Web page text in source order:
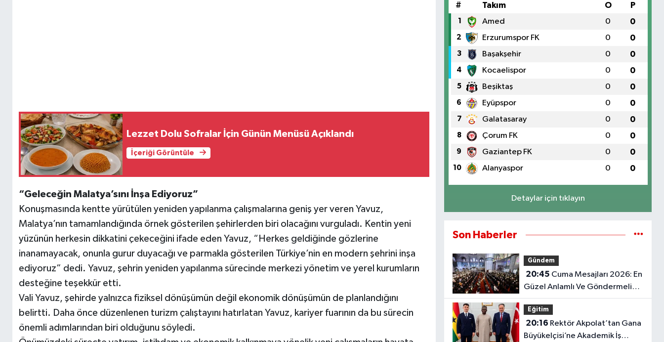
Lezzet Dolu Sofralar İçin Günün Menüsü Açıklandı
İçeriği Görüntüle
“Geleceğin Malatya’sını İnşa Ediyoruz”
Konuşmasında kentte yürütülen yeniden yapılanma çalışmalarına geniş yer veren Yavuz,
Malatya’nın tamamlandığında örnek gösterilen şehirlerden biri olacağını vurguladı. Kentin yeni
yüzünün herkesin dikkatini çekeceğini ifade eden Yavuz, “Herkes geldiğinde gözlerine
inanamayacak, onunla gurur duyacağı ve parmakla gösterilen Türkiye’nin en modern şehrini inşa
ediyoruz” dedi. Yavuz, şehrin yeniden yapılanma sürecinde merkezi yönetim ve yerel kurumların
desteğine teşekkür etti.
Vali Yavuz, şehirde yalnızca fiziksel dönüşümün değil ekonomik dönüşümün de planlandığını
belirtti. Daha önce düzenlenen turizm çalıştayını hatırlatan Yavuz, kariyer fuarının da bu sürecin
önemli adımlarından biri olduğunu söyledi.
# Takım O P
1 Amed 0 0
2 Erzurumspor FK 0 0
3 Başakşehir 0 0
4 Kocaelispor 0 0
5 Beşiktaş 0 0
6 Eyüpspor 0 0
7 Galatasaray 0 0
8 Çorum FK 0 0
9 Gaziantep FK 0 0
10 Alanyaspor 0 0
Detaylar için tıklayın
Son Haberler
Gündem
20:45
Güzel Anlamlı Ve Göndermeli
Cuma Sözleri..
Eğitim
20:16
Büyükelçisi’ne Akademik İş